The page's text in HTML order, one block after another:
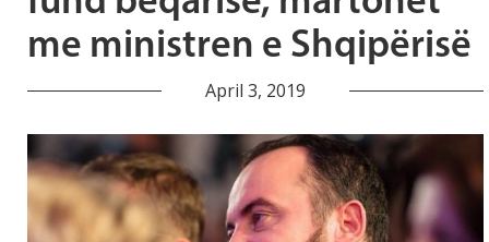
me ministren e Shqipërisë
April 3, 2019